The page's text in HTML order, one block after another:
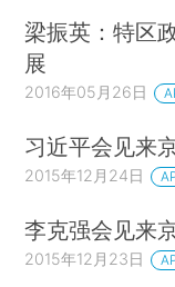
梁振英：特区
展
2016年05月26日
习近平会见来
2015年12月24日
李克强会见来
2015年12月23日